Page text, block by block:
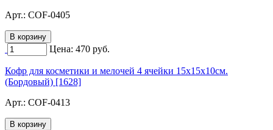
Арт.: COF-0405
Цена: 470 руб.
Кофр для косметики и мелочей 4 ячейки 15х15х10см.
(Бордовый) [1628]
Арт.: COF-0413